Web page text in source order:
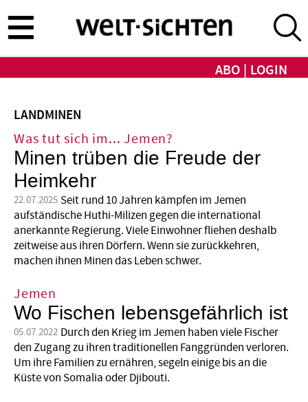
zum
Inhalt
ABO LOGIN
LANDMINEN
Was tut sich im... Jemen?
Minen trüben die Freude der
Heimkehr
22.07.2025 Seit rund 10 Jahren kämpfen im Jemen
aufständische Huthi-Milizen gegen die international
anerkannte Regierung. Viele Einwohner fliehen deshalb
zeitweise aus ihren Dörfern. Wenn sie zurückkehren,
machen ihnen Minen das Leben schwer.
Jemen
Wo Fischen lebensgefährlich ist
05.07.2022 Durch den Krieg im Jemen haben viele Fischer
den Zugang zu ihren traditionellen Fanggründen verloren.
Um ihre Familien zu ernähren, segeln einige bis an die
Küste von Somalia oder Djibouti.